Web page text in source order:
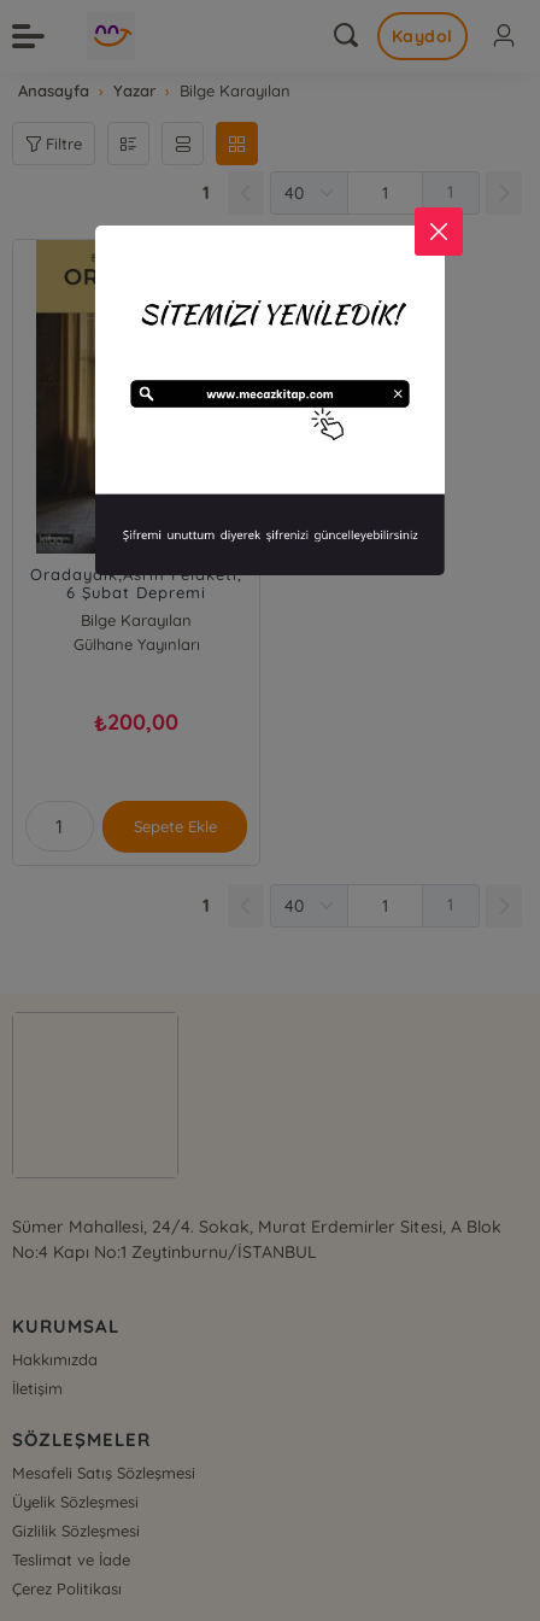
Kaydol
Anasayfa Yazar Bilge Karayılan
Filtre
1 1
Oradaydık;Asrın Felaketi,
6 Şubat Depremi
Bilge Karayılan
Gülhane Yayınları
₺200,00
Sepete Ekle
1 1
Sümer Mahallesi, 24/4. Sokak, Murat Erdemirler Sitesi, A Blok
No:4 Kapı No:1 Zeytinburnu/İSTANBUL
KURUMSAL
Hakkımızda
İletişim
SÖZLEŞMELER
Mesafeli Satış Sözleşmesi
Üyelik Sözleşmesi
Gizlilik Sözleşmesi
Teslimat ve İade
Çerez Politikası